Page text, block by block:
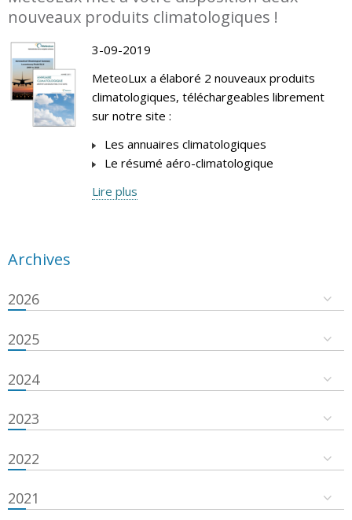
nouveaux produits climatologiques !
3-09-2019
MeteoLux a élaboré 2 nouveaux produits
climatologiques, téléchargeables librement
sur notre site :
Les annuaires climatologiques
Le résumé aéro-climatologique
Lire plus
Archives
2026
2025
2024
2023
2022
2021